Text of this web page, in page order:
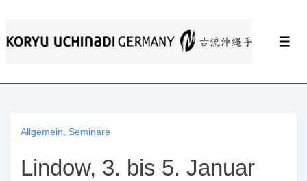
Inhalt
Allgemein Seminare
Lindow, 3. bis 5. Januar